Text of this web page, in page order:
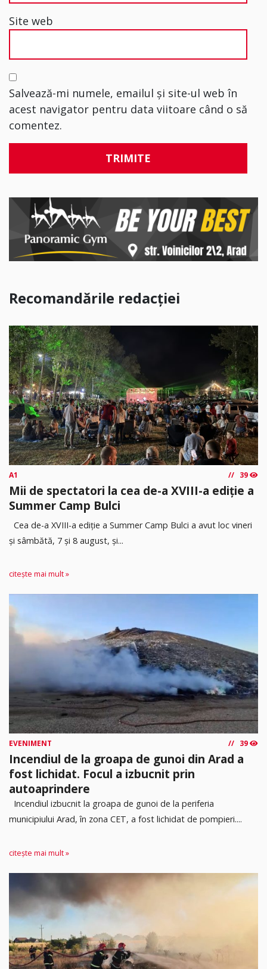
Site web
Salvează-mi numele, emailul și site-ul web în
acest navigator pentru data viitoare când o să
comentez.
Recomandările redacției
A1 39
Mii de spectatori la cea de-a XVIII-a ediție a
Summer Camp Bulci
Cea de-a XVIII-a ediție a Summer Camp Bulci a avut loc vineri
și sâmbătă, 7 și 8 august, și...
citește mai mult »
EVENIMENT 39
Incendiul de la groapa de gunoi din Arad a
fost lichidat. Focul a izbucnit prin
autoaprindere
Incendiul izbucnit la groapa de gunoi de la periferia
municipiului Arad, în zona CET, a fost lichidat de pompieri....
citește mai mult »